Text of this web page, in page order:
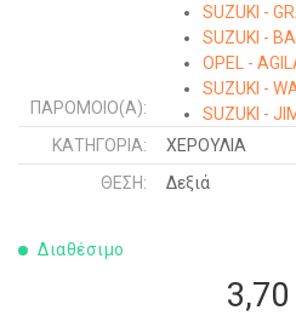
ΠΑΡΌΜΟΙΟ(Α):
SUZUKI -
SUZUKI -
OPEL -
SUZUKI -
SUZUKI -
SUZUKI -
SUZUKI -
ΚΑΤΗΓΟΡΊΑ:
ΧΕΡΟΥΛΙΑ
ΘΈΣΗ:
Δεξιά
Διαθέσιμο
3,70